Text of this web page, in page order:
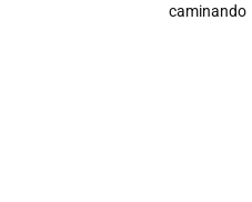
caminando